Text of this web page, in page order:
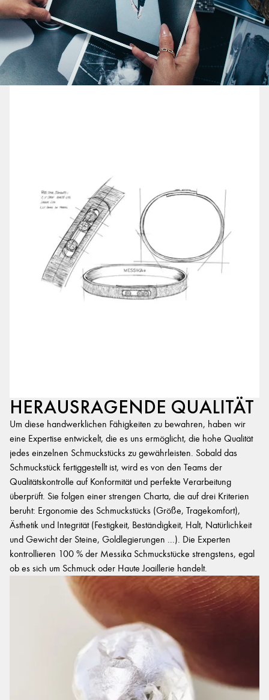
HERAUSRAGENDE QUALITÄT
Um diese handwerklichen Fähigkeiten zu bewahren, haben wir
eine Expertise entwickelt, die es uns ermöglicht, die hohe Qualität
jedes einzelnen Schmuckstücks zu gewährleisten. Sobald das
Schmuckstück fertiggestellt ist, wird es von den Teams der
Qualitätskontrolle auf Konformität und perfekte Verarbeitung
überprüft. Sie folgen einer strengen Charta, die auf drei Kriterien
beruht: Ergonomie des Schmuckstücks (Größe, Tragekomfort),
Ästhetik und Integrität (Festigkeit, Beständigkeit, Halt, Natürlichkeit
und Gewicht der Steine, Goldlegierungen ...). Die Experten
kontrollieren 100 % der Messika Schmuckstücke strengstens, egal
ob es sich um Schmuck oder Haute Joaillerie handelt.